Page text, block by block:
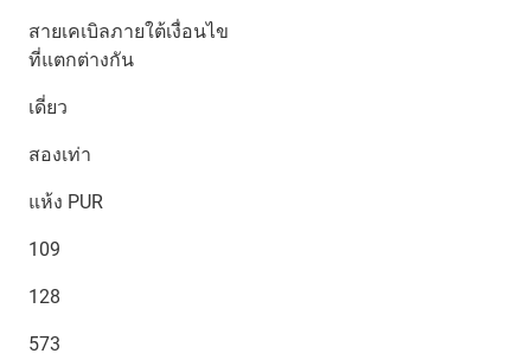
สายเคเบิลภายใต้เงื่อนไข
ที่แตกต่างกัน
เดี่ยว
สองเท่า
แห้ง PUR
109
128
573